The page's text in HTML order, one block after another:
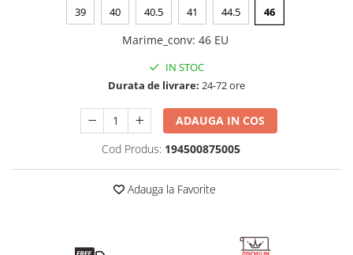
39 40 40.5 41 44.5 46
Marime_conv: 46 EU
IN STOC
Durata de livrare: 24-72 ore
ADAUGA IN COS
Cod Produs: 194500875005
Adauga la Favorite